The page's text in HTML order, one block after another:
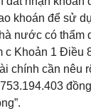
khoán để sử
nước có thẩm
c Khoản 1 Điều
chính cần nêu